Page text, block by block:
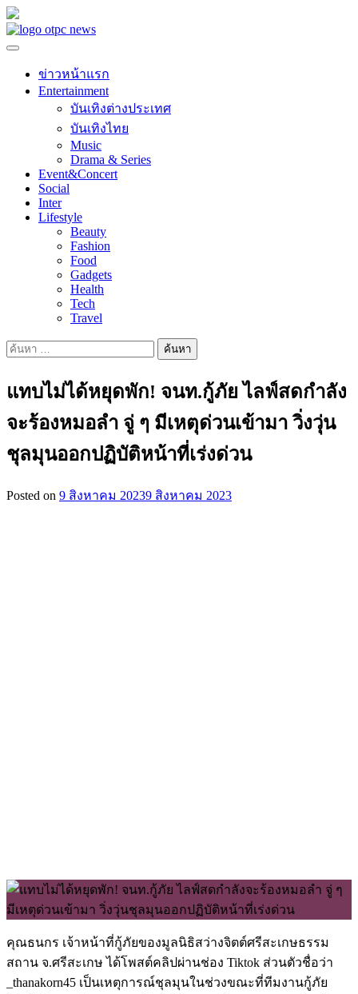
Skip
to
ข่าวหน้าแรก
Entertainment
บันเทิงต่างประเทศ
บันเทิงไทย
Music
Drama & Series
Event&Concert
Social
Inter
Lifestyle
Beauty
Fashion
Food
Gadgets
Health
Tech
Travel
ค้นหา
แทบไม่ได้หยุดพัก! จนท.กู้ภัย ไลฟ์สดกำลัง
จะร้องหมอลำ จู่ ๆ มีเหตุด่วนเข้ามา วิ่งวุ่น
ชุลมุนออกปฏิบัติหน้าที่เร่งด่วน
Posted on 9 สิงหาคม 20239 สิงหาคม 2023
คุณธนกร เจ้าหน้าที่กู้ภัยของมูลนิธิสว่างจิตต์ศรีสะเกษธรรม
สถาน จ.ศรีสะเกษ ได้โพสต์คลิปผ่านช่อง Tiktok ส่วนตัวชื่อว่า
_thanakorn45 เป็นเหตุการณ์ชุลมุนในช่วงขณะที่ทีมงานกู้ภัย